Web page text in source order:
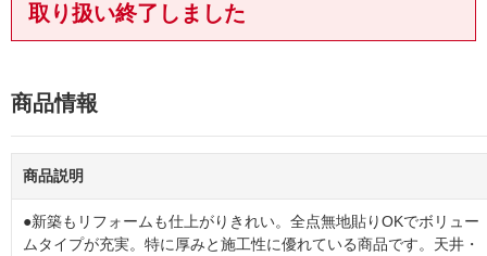
取り扱い終了しました
商品情報
商品説明
●新築もリフォームも仕上がりきれい。全点無地貼りOKでボリュー
ムタイプが充実。特に厚みと施工性に優れている商品です。天井・